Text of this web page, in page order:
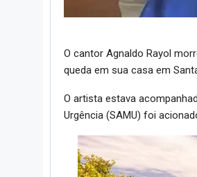
O cantor Agnaldo Rayol
queda em sua casa em
O artista estava
Urgência (SAMU) foi